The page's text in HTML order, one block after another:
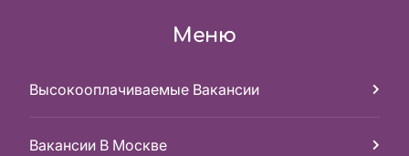
Меню
Высокооплачиваемые Вакансии
Вакансии В Москве